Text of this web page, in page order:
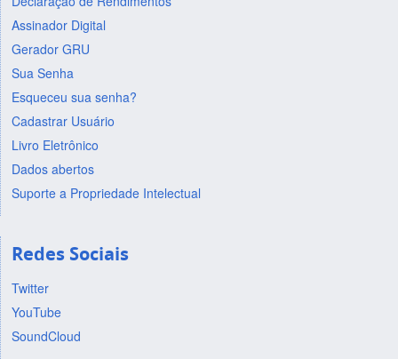
Assinador Digital
Gerador GRU
Sua Senha
Esqueceu sua senha?
Cadastrar Usuário
Livro Eletrônico
Dados abertos
Suporte a Propriedade Intelectual
Redes Sociais
Twitter
YouTube
SoundCloud